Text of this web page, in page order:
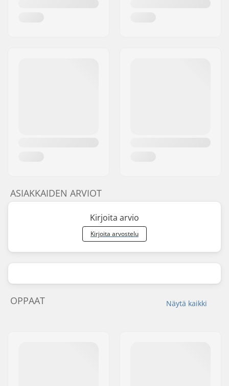
ASIAKKAIDEN ARVIOT
Kirjoita arvio
Kirjoita arvostelu
Näytä kaikki
OPPAAT